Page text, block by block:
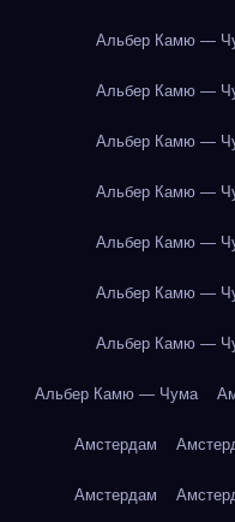
Альбер Камю —
Альбер Камю —
Альбер Камю —
Альбер Камю —
Альбер Камю —
Альбер Камю —
Альбер Камю —
Альбер Камю — Чума
Амстердам
Амстердам